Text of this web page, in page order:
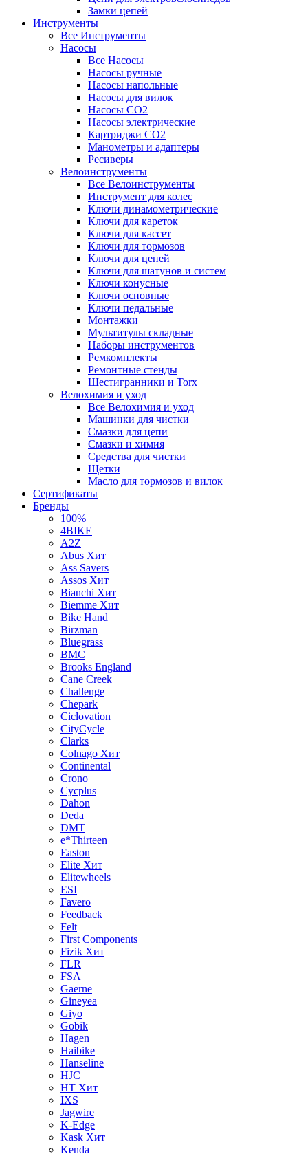
Замки цепей
Инструменты
Все Инструменты
Насосы
Все Насосы
Насосы ручные
Насосы напольные
Насосы для вилок
Насосы CO2
Насосы электрические
Картриджи CO2
Манометры и адаптеры
Ресиверы
Велоинструменты
Все Велоинструменты
Инструмент для колес
Ключи динамометрические
Ключи для кареток
Ключи для кассет
Ключи для тормозов
Ключи для цепей
Ключи для шатунов и систем
Ключи конусные
Ключи основные
Ключи педальные
Монтажки
Мультитулы складные
Наборы инструментов
Ремкомплекты
Ремонтные стенды
Шестигранники и Torx
Велохимия и уход
Все Велохимия и уход
Машинки для чистки
Смазки для цепи
Смазки и химия
Средства для чистки
Щетки
Масло для тормозов и вилок
Сертификаты
Бренды
100%
4BIKE
A2Z
Abus Хит
Ass Savers
Assos Хит
Bianchi Хит
Biemme Хит
Bike Hand
Birzman
Bluegrass
BMC
Brooks England
Cane Creek
Challenge
Chepark
Ciclovation
CityCycle
Clarks
Colnago Хит
Continental
Crono
Cycplus
Dahon
Deda
DMT
e*Thirteen
Easton
Elite Хит
Elitewheels
ESI
Favero
Feedback
Felt
First Components
Fizik Хит
FLR
FSA
Gaerne
Gineyea
Giyo
Gobik
Hagen
Haibike
Hanseline
HJC
HT Хит
IXS
Jagwire
K-Edge
Kask Хит
Kenda